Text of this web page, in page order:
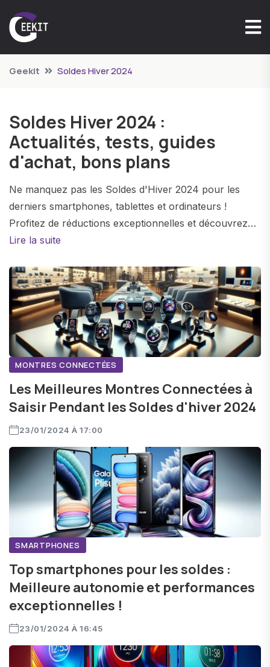
Geekit Soldes Hiver 2024
Soldes Hiver 2024 :
Actualités, tests, guides
d'achat, bons plans
Ne manquez pas les Soldes d'Hiver 2024 pour les
derniers smartphones, tablettes et ordinateurs !
Profitez de réductions exceptionnelles et découvrez
les meilleures marques à des prix incroyables. Que
modèles plus abordables, c'est le moment idéal pour
renouveler vos appareils électroniques. Faites vite, les
stocks sont limités !
Lire la suite
MONTRES CONNECTÉES
Les Meilleures Montres Connectées à
Saisir Pendant les Soldes d'hiver 2024
23/01/2024 À 17:00
SMARTPHONES
Top smartphones pour les soldes :
Meilleure autonomie et performances
exceptionnelles !
23/01/2024 À 16:45